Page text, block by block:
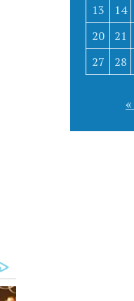
13
14
20
21
27
28